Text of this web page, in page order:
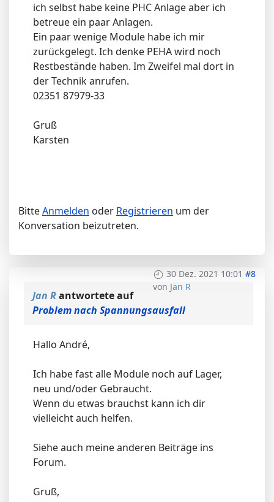
ich selbst habe keine PHC Anlage aber ich
betreue ein paar Anlagen.
Ein paar wenige Module habe ich mir
zurückgelegt. Ich denke PEHA wird noch
Restbestände haben. Im Zweifel mal dort in
der Technik anrufen.
02351 87979-33
Gruß
Karsten
BitteAnmelden oder Registrieren um der
Konversation beizutreten.
30 Dez. 2021 10:01 #8
von Jan R
Jan Rantwortete auf
Problem nach Spannungsausfall
Hallo André,
Ich habe fast alle Module noch auf Lager,
neu und/oder Gebraucht.
Wenn du etwas brauchst kann ich dir
vielleicht auch helfen.
Siehe auch meine anderen Beiträge ins
Forum.
Gruß,